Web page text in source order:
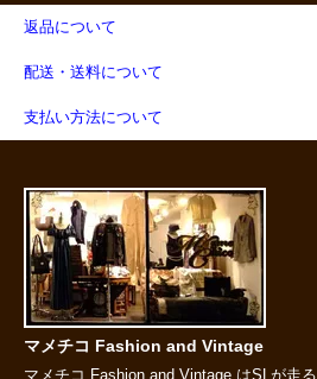
返品について
配送・送料について
支払い方法について
マメチコ Fashion and Vintage